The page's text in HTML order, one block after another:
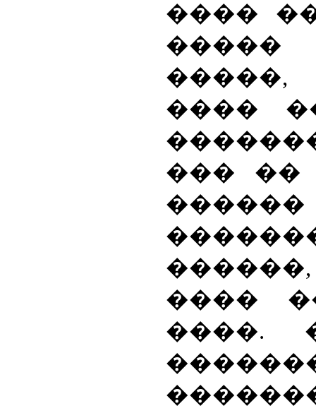
����
�����
����
��� ��
����
����.